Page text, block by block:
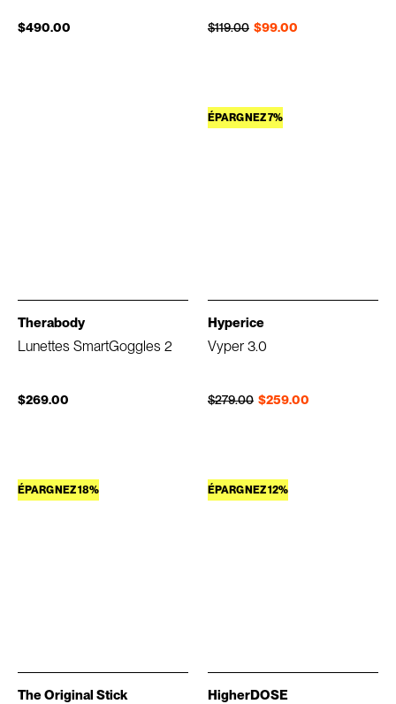
$490.00 $99.00
Prix régulier
$119.00
Prix réduit
Therabody
Lunettes SmartGoggles 2
$269.00
ÉPARGNEZ 7%
Hyperice
Vyper 3.0
$259.00
Prix régulier
$279.00
Prix réduit
ÉPARGNEZ 18%
The Original Stick
ÉPARGNEZ 12%
HigherDOSE